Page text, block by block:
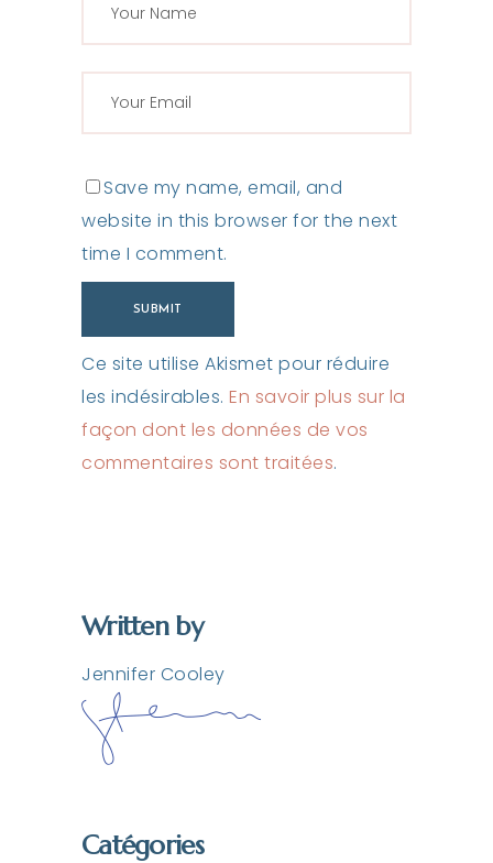
Save my name, email, and
website in this browser for the next
time I comment.
Ce site utilise Akismet pour réduire
les indésirables.En savoir plus sur la
façon dont les données de vos
commentaires sont traitées.
Written by
Jennifer Cooley
Catégories